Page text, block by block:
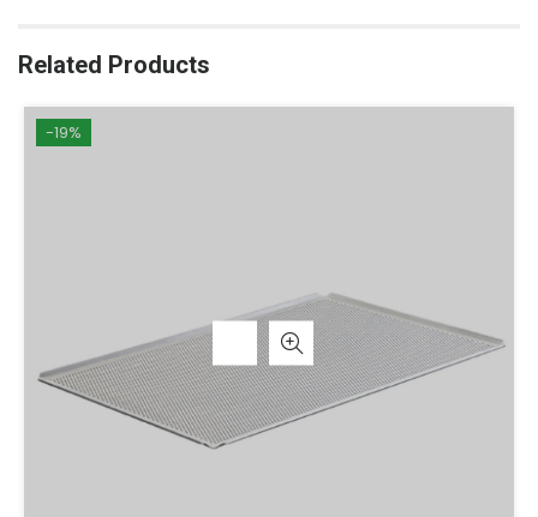
Related Products
-19%